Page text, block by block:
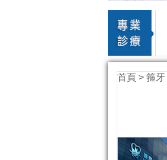
首頁 > 箍牙